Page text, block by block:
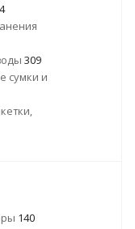
309
сумки и
140